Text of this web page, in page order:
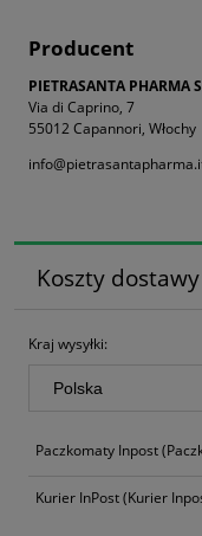
Producent
PIETRASANTA PHARMA
Via di Caprino, 7
55012 Capannori, Włochy
Koszty dostawy
Cena nie zawiera
Kraj wysyłki:
Paczkomaty Inpost
Kurier InPost(Kurier